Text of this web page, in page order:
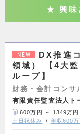
興味
NEW
DX推進
領域） 【4大
ループ】
財務・会計コンサ
有限責任監査法人ト
600万円 ～ 1349万円
土日祝休み
年収600万